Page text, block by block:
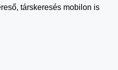
társkeresés mobilon is